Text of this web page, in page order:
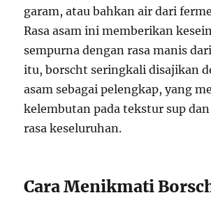
garam, atau bahkan air dari
Rasa asam ini memberikan
sempurna dengan rasa manis
itu, borscht seringkali disajikan
asam sebagai pelengkap, yang
kelembutan pada tekstur sup
rasa keseluruhan.
Cara Menikmati